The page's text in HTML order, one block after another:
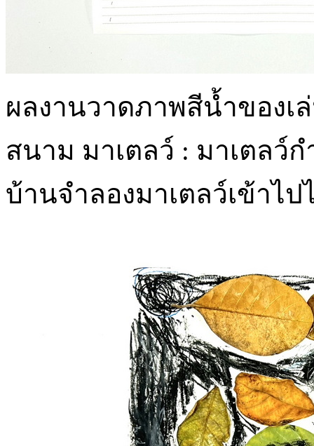
ผลงานวาดภาพสีน้ำของเ
สนาม มาเตลว์ : มาเตลว์
บ้านจำลองมาเตลว์เข้าไป